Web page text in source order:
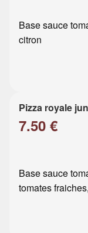
Base sauce
citron
Pizza royale
7.50 €
Base sauce
tomates